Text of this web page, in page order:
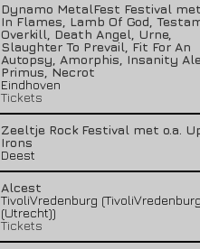
Dynamo MetalFest Festival met
In Flames, Lamb Of God,
Overkill, Death Angel, Urne,
Slaughter To Prevail, Fit For An
Autopsy, Amorphis, Insanity
Primus, Necrot
Eindhoven
Tickets
Zeeltje Rock Festival met o.a.
Irons
Deest
Alcest
TivoliVredenburg (TivoliVredenburg
(Utrecht))
Tickets